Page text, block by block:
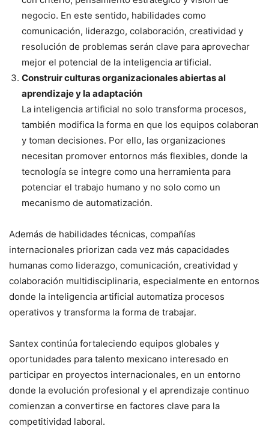
negocio. En este sentido, habilidades como
comunicación, liderazgo, colaboración, creatividad y
resolución de problemas serán clave para aprovechar
mejor el potencial de la inteligencia artificial.
Construir culturas organizacionales abiertas al
aprendizaje y la adaptación
La inteligencia artificial no solo transforma procesos,
también modifica la forma en que los equipos colaboran
y toman decisiones. Por ello, las organizaciones
necesitan promover entornos más flexibles, donde la
tecnología se integre como una herramienta para
potenciar el trabajo humano y no solo como un
mecanismo de automatización.
Además de habilidades técnicas, compañías
internacionales priorizan cada vez más capacidades
humanas como liderazgo, comunicación, creatividad y
colaboración multidisciplinaria, especialmente en entornos
donde la inteligencia artificial automatiza procesos
operativos y transforma la forma de trabajar.
Santex continúa fortaleciendo equipos globales y
oportunidades para talento mexicano interesado en
participar en proyectos internacionales, en un entorno
donde la evolución profesional y el aprendizaje continuo
comienzan a convertirse en factores clave para la
competitividad laboral.